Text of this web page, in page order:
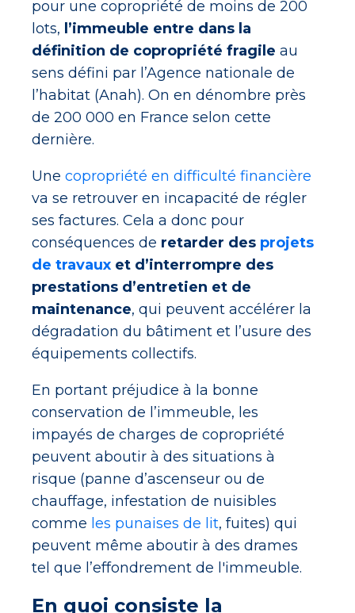
pour une copropriété de moins de 200
lots, l’immeuble entre dans la
définition de copropriété fragile au
sens défini par l’Agence nationale de
l’habitat (Anah). On en dénombre près
de 200 000 en France selon cette
dernière.
Une copropriété en difficulté financière
va se retrouver en incapacité de régler
ses factures. Cela a donc pour
conséquences de retarder des projets
de travaux et d’interrompre des
prestations d’entretien et de
maintenance, qui peuvent accélérer la
dégradation du bâtiment et l’usure des
équipements collectifs.
En portant préjudice à la bonne
conservation de l’immeuble, les
impayés de charges de copropriété
peuvent aboutir à des situations à
risque (panne d’ascenseur ou de
chauffage, infestation de nuisibles
comme les punaises de lit, fuites) qui
peuvent même aboutir à des drames
tel que l’effondrement de l'immeuble.
En quoi consiste la